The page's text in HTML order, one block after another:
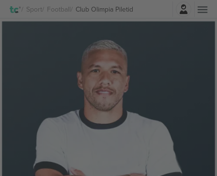
Sport Football Club Olimpia PiletidLogi sisse